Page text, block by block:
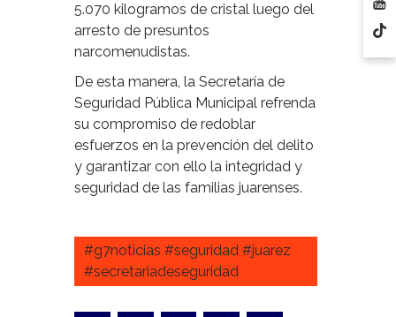
5.070 kilogramos de cristal luego del
arresto de presuntos
narcomenudistas.
De esta manera, la Secretaría de
Seguridad Pública Municipal refrenda
su compromiso de redoblar
esfuerzos en la prevención del delito
y garantizar con ello la integridad y
seguridad de las familias juarenses.
#g7noticias #seguridad #juarez
#secretariadeseguridad